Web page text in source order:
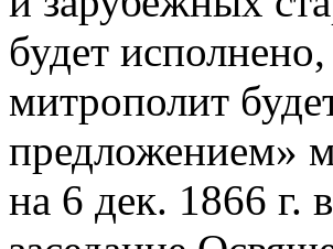
будет
митрополит
предложением»
на 6 дек. 1866